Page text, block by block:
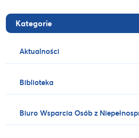
Kategorie
Aktualności
Biblioteka
Biuro Wsparcia Osób z